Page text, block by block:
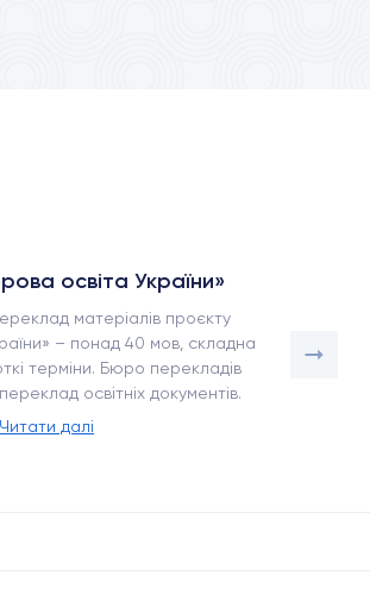
освіта України»
матеріалів проєкту
– понад 40 мов, складна
терміни. Бюро перекладів
освітніх документів.
Читати далі